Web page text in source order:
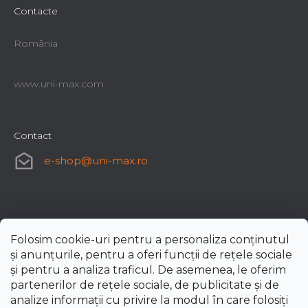
Folosim cookie-uri pentru a personaliza conținutul
și anunțurile, pentru a oferi funcții de rețele sociale
și pentru a analiza traficul. De asemenea, le oferim
partenerilor de rețele sociale, de publicitate și de
analize informații cu privire la modul în care folosiți
Contacte
România
www.uni-max.com
Contact
e-shop@uni-max.ro